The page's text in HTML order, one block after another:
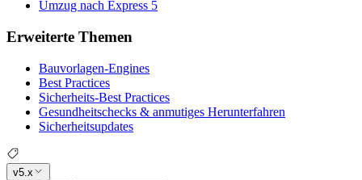
Umzug nach Express 5
Erweiterte Themen
Bauvorlagen-Engines
Best Practices
Sicherheits-Best Practices
Gesundheitschecks & anmutiges Herunterfahren
Sicherheitsupdates
v5.x